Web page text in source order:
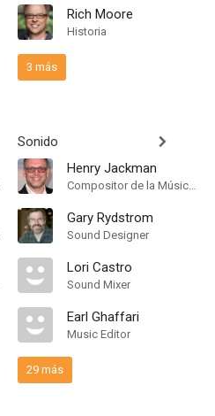
Rich Moore
Historia
3 más
Sonido
Henry Jackman
Compositor de la Música Original
Gary Rydstrom
Sound Designer
Lori Castro
Sound Mixer
Earl Ghaffari
Music Editor
29 más